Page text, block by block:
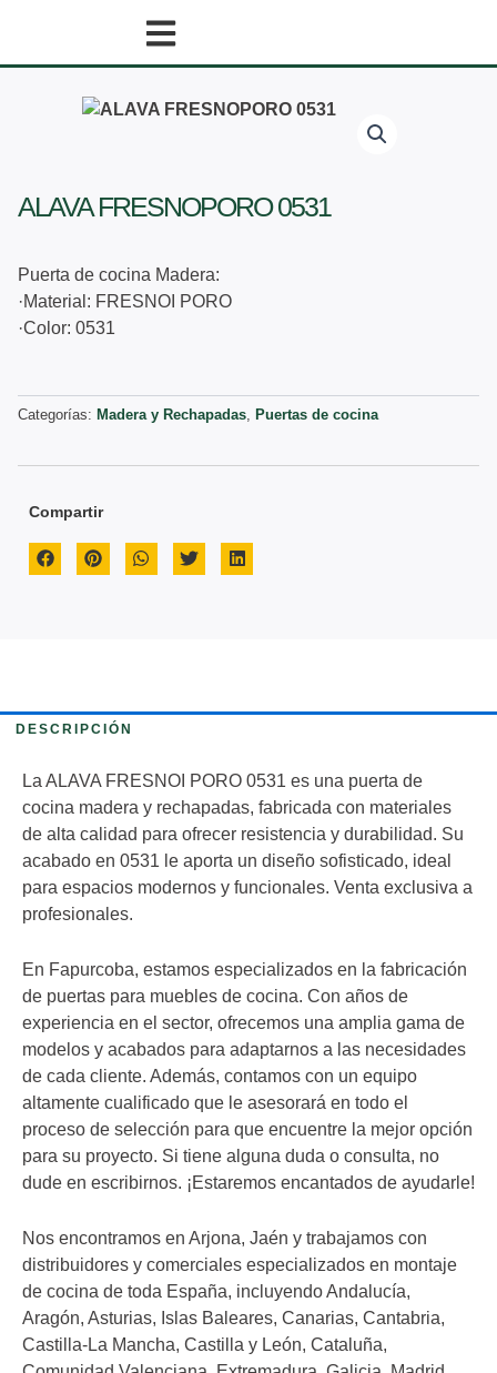
contenido
ALAVA FRESNOPORO 0531
Puerta de cocina Madera:
·Material: FRESNOI PORO
·Color: 0531
Categorías: Madera y Rechapadas, Puertas de cocina
Compartir
DESCRIPCIÓN
La ALAVA FRESNOI PORO 0531 es una puerta de
cocina madera y rechapadas, fabricada con materiales
de alta calidad para ofrecer resistencia y durabilidad. Su
acabado en 0531 le aporta un diseño sofisticado, ideal
para espacios modernos y funcionales. Venta exclusiva a
profesionales.
En Fapurcoba, estamos especializados en la fabricación
de puertas para muebles de cocina. Con años de
experiencia en el sector, ofrecemos una amplia gama de
modelos y acabados para adaptarnos a las necesidades
de cada cliente. Además, contamos con un equipo
altamente cualificado que le asesorará en todo el
proceso de selección para que encuentre la mejor opción
para su proyecto. Si tiene alguna duda o consulta, no
dude en escribirnos. ¡Estaremos encantados de ayudarle!
Nos encontramos en Arjona, Jaén y trabajamos con
distribuidores y comerciales especializados en montaje
de cocina de toda España, incluyendo Andalucía,
Aragón, Asturias, Islas Baleares, Canarias, Cantabria,
Castilla-La Mancha, Castilla y León, Cataluña,